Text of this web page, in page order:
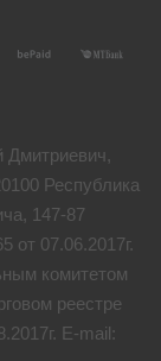
Дмитриевич,
Республика
147-87
от 07.06.2017г.
комитетом
реестре
E-mail: